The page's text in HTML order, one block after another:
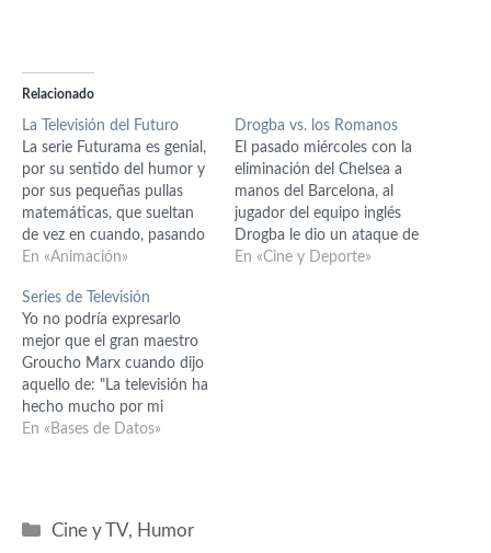
Relacionado
La Televisión del Futuro
La serie Futurama es genial,
por su sentido del humor y
por sus pequeñas pullas
matemáticas, que sueltan
de vez en cuando, pasando
a veces casi inadvertidas, y
hablemos dentro de poco, si
puede ser. Todavía tenemos
esperanza de que vuelvan
nuevos episodios de
Futurama, como…
En «Animación»
Drogba vs. los Romanos
El pasado miércoles con la
eliminación del Chelsea a
manos del Barcelona, al
jugador del equipo inglés
Drogba le dio un ataque de
ira y apareció de esta guisa
En «Cine y Deporte»
Series de Televisión
Yo no podría expresarlo
mejor que el gran maestro
Groucho Marx cuando dijo
aquello de: "La televisión ha
hecho mucho por mi
cultura. Cada vez que
cine, a…
En «Bases de Datos»
Categorías
Cine y TV, Humor